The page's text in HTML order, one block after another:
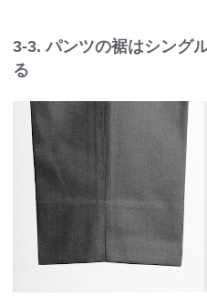
3-3. パンツの裾はシング
る